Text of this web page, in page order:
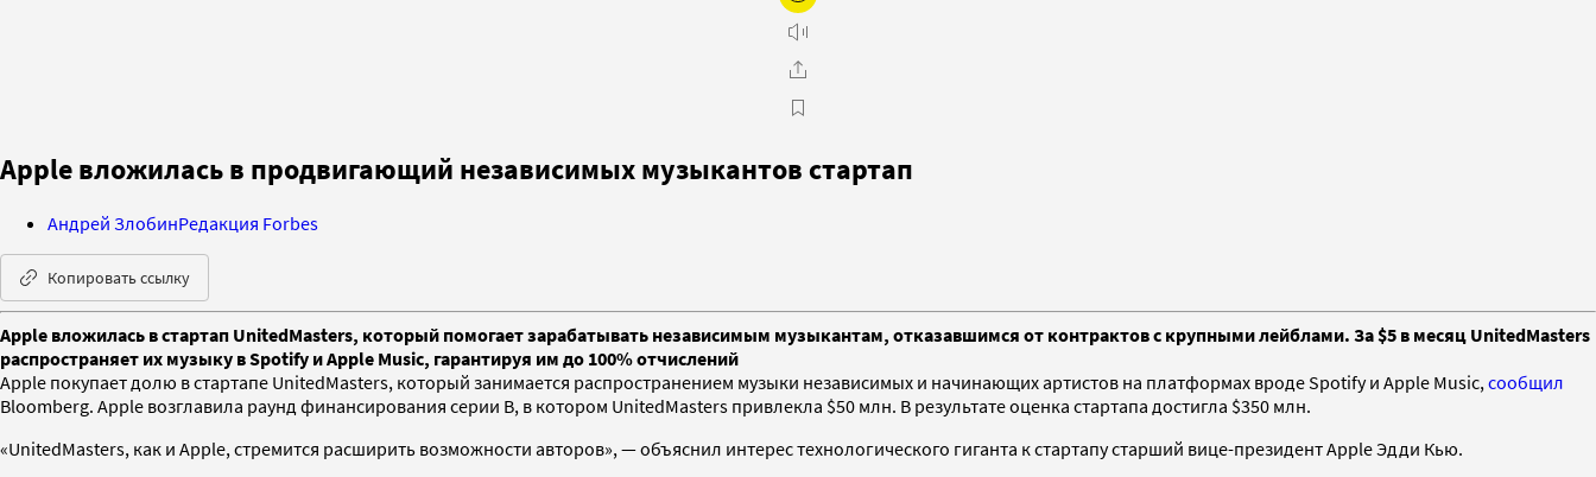
Apple вложилась в продвигающий независимых музыкантов стартап
Андрей ЗлобинРедакция Forbes
Копировать ссылку
Apple вложилась в стартап UnitedMasters, который помогает зарабатывать независимым музыкантам, отказавшимся от контрактов с крупными лейблами. За $5 в месяц UnitedMasters
распространяет их музыку в Spotify и Apple Music, гарантируя им до 100% отчислений
Apple покупает долю в стартапе UnitedMasters, который занимается распространением музыки независимых и начинающих артистов на платформах вроде Spotify и Apple Music, сообщил
Bloomberg. Apple возглавила раунд финансирования серии B, в котором UnitedMasters привлекла $50 млн. В результате оценка стартапа достигла $350 млн.
«UnitedMasters, как и Apple, стремится расширить возможности авторов», — объяснил интерес технологического гиганта к стартапу старший вице-президент Apple Эдди Кью.